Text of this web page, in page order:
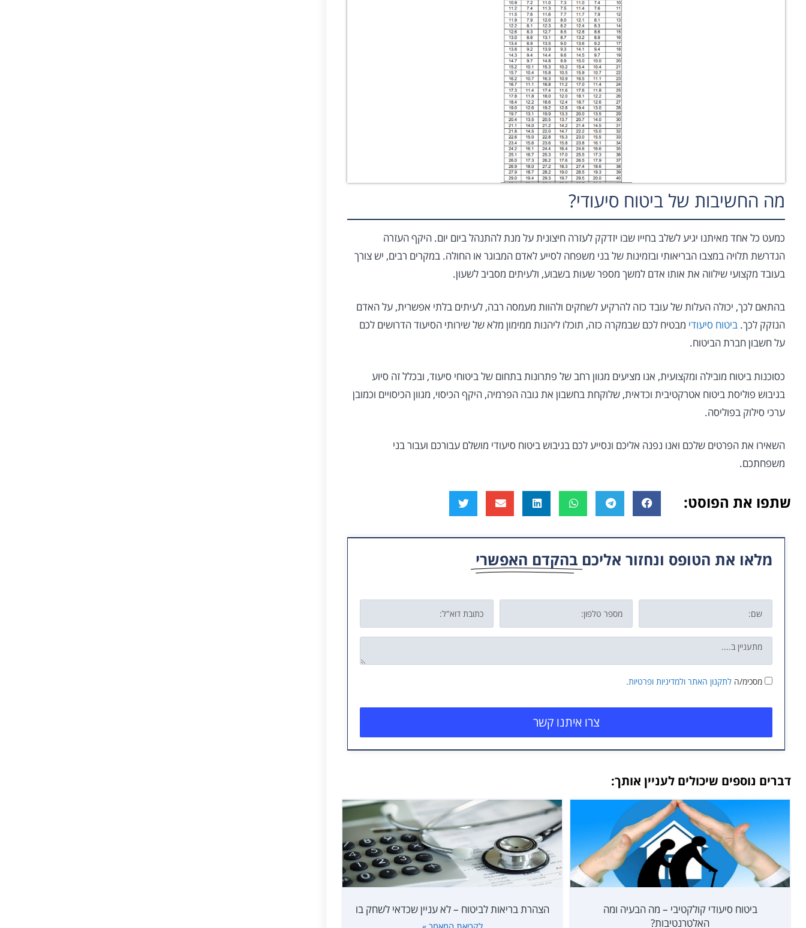
מה החשיבות של ביטוח סיעודי?
כמעט כל אחד מאיתנו יגיע לשלב בחייו שבו יזדקק לעזרה חיצונית על מנת להתנהל ביום יום. היקף העזרה
הנדרשת תלויה במצבו הבריאותי ובזמינות של בני משפחה לסייע לאדם המבוגר או החולה. במקרים רבים, יש צורך
בעובד מקצועי שילווה את אותו אדם למשך מספר שעות בשבוע, ולעיתים מסביב לשעון.
בהתאם לכך, יכולה העלות של עובד כזה להרקיע לשחקים ולהוות מעמסה רבה, לעיתים בלתי אפשרית, על האדם
הנזקק לכך. ביטוח סיעודי מבטיח לכם שבמקרה כזה, תוכלו ליהנות ממימון מלא של שירותי הסיעוד הדרושים לכם
על חשבון חברת הביטוח.
כסוכנות ביטוח מובילה ומקצועית, אנו מציעים מגוון רחב של פתרונות בתחום של ביטוחי סיעוד, ובכלל זה סיוע
בגיבוש פוליסת ביטוח אטרקטיבית וכדאית, שלוקחת בחשבון את גובה הפרמיה, היקף הכיסוי, מגוון הכיסויים וכמובן
ערכי סילוק בפוליסה.
השאירו את הפרטים שלכם ואנו נפנה אליכם ונסייע לכם בגיבוש ביטוח סיעודי מושלם עבורכם ועבור בני
משפחתכם.
שתפו את הפוסט:
מלאו את הטופס ונחזור אליכם בהקדם האפשרי
מסכימ/ה לתקנון האתר ולמדיניות ופרטיות.
צרו איתנו קשר
דברים נוספים שיכולים לעניין אותך:
ביטוח סיעודי קולקטיבי – מה הבעיה ומה
האלטרנטיבות?
הצהרת בריאות לביטוח – לא עניין שכדאי לשחק בו